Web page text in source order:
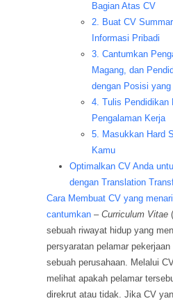
Bagian Atas CV
2. Buat CV
Informasi Pribadi
3. Cantumkan
Magang, dan
dengan Posisi yang
4. Tulis Pendidikan
Pengalaman Kerja
5. Masukkan Hard
Kamu
Optimalkan CV Anda
dengan Translation
Cara Membuat CV yang
cantumkan–Curriculum Vitae
sebuah riwayat hidup yang
persyaratan pelamar
sebuah perusahaan. Melalui
melihat apakah pelamar
direkrut atau tidak. Jika CV